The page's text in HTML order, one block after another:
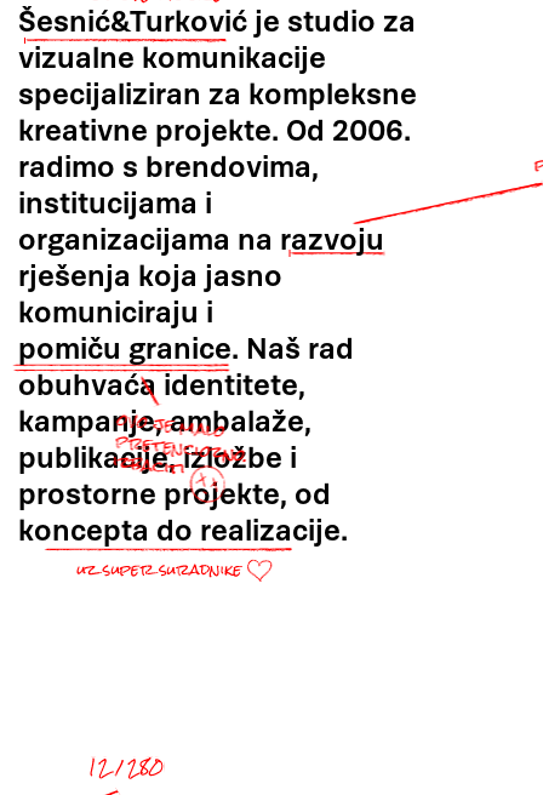
Šesnić&Turković je studio za
vizualne komunikacije
specijaliziran za kompleksne
kreativne projekte. Od 2006.
radimo s brendovima,
institucijama i
organizacijama na razvoju
rješenja koja jasno
komuniciraju i
pomiču granice. Naš rad
obuhvaća identitete,
kampanje, ambalaže,
publikacije, izložbe i
prostorne projekte, od
koncepta do realizacije.